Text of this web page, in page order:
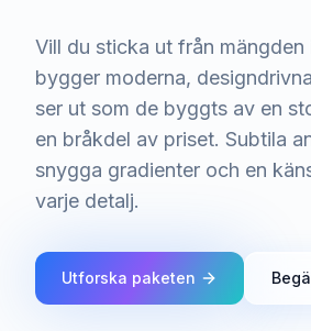
Vill du sticka ut från mängden
bygger moderna,
ser ut som de byggts av en
en bråkdel av priset. Subtila
snygga gradienter och en
varje detalj.
Utforska paketen